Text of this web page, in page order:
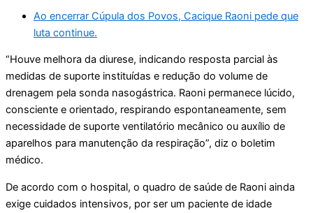
Ao encerrar Cúpula dos Povos, Cacique Raoni pede que
luta continue.
“Houve melhora da diurese, indicando resposta parcial às
medidas de suporte instituídas e redução do volume de
drenagem pela sonda nasogástrica. Raoni permanece lúcido,
consciente e orientado, respirando espontaneamente, sem
necessidade de suporte ventilatório mecânico ou auxílio de
aparelhos para manutenção da respiração”, diz o boletim
médico.
De acordo com o hospital, o quadro de saúde de Raoni ainda
exige cuidados intensivos, por ser um paciente de idade